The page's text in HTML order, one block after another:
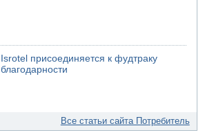
Isrotel присоединяется к фудтраку
благодарности
Все статьи сайта Потребитель